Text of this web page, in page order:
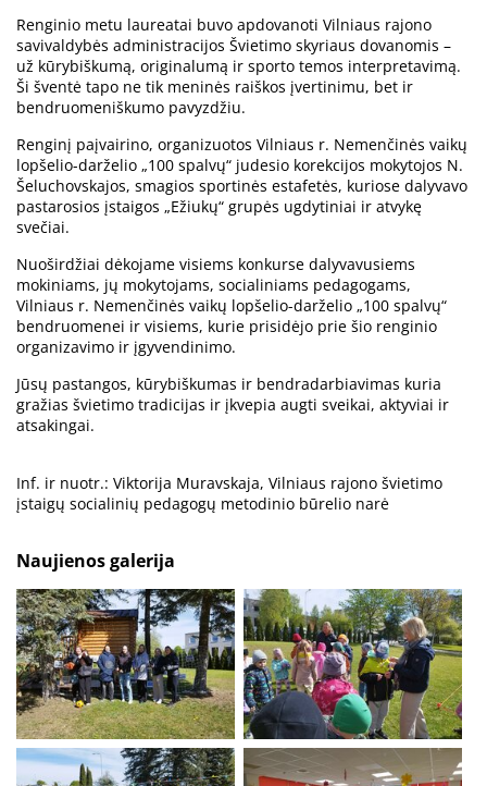
Renginio metu laureatai buvo apdovanoti Vilniaus rajono
savivaldybės administracijos Švietimo skyriaus dovanomis –
už kūrybiškumą, originalumą ir sporto temos interpretavimą.
Ši šventė tapo ne tik meninės raiškos įvertinimu, bet ir
bendruomeniškumo pavyzdžiu.
Renginį paįvairino, organizuotos Vilniaus r. Nemenčinės vaikų
lopšelio-darželio „100 spalvų“ judesio korekcijos mokytojos N.
Šeluchovskajos, smagios sportinės estafetės, kuriose dalyvavo
pastarosios įstaigos „Ežiukų“ grupės ugdytiniai ir atvykę
svečiai.
Nuoširdžiai dėkojame visiems konkurse dalyvavusiems
mokiniams, jų mokytojams, socialiniams pedagogams,
Vilniaus r. Nemenčinės vaikų lopšelio-darželio „100 spalvų“
bendruomenei ir visiems, kurie prisidėjo prie šio renginio
organizavimo ir įgyvendinimo.
Jūsų pastangos, kūrybiškumas ir bendradarbiavimas kuria
gražias švietimo tradicijas ir įkvepia augti sveikai, aktyviai ir
atsakingai.
Inf. ir nuotr.: Viktorija Muravskaja, Vilniaus rajono švietimo
įstaigų socialinių pedagogų metodinio būrelio narė
Naujienos galerija